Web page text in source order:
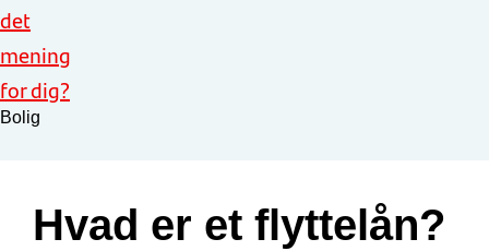
det
mening
for dig?
Bolig
Hvad er et flyttelån?